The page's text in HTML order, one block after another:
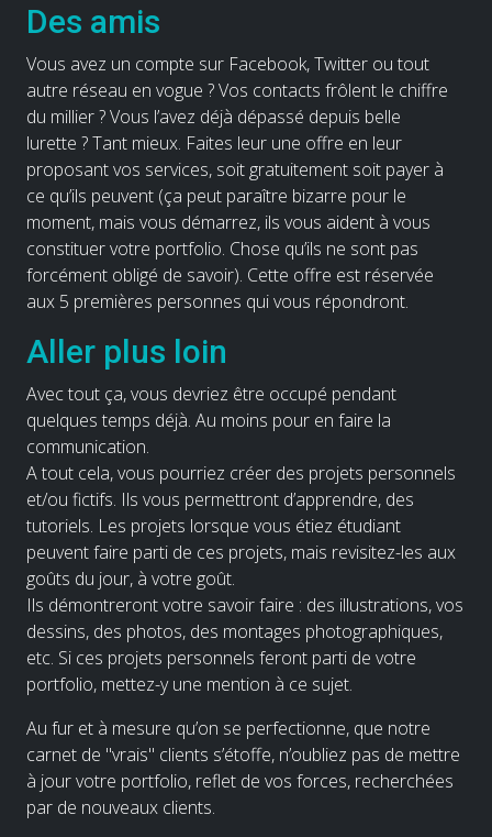
Des amis
Vous avez un compte sur Facebook, Twitter ou tout
autre réseau en vogue ? Vos contacts frôlent le chiffre
du millier ? Vous l’avez déjà dépassé depuis belle
lurette ? Tant mieux. Faites leur une offre en leur
proposant vos services, soit gratuitement soit payer à
ce qu’ils peuvent (ça peut paraître bizarre pour le
moment, mais vous démarrez, ils vous aident à vous
constituer votre portfolio. Chose qu’ils ne sont pas
forcément obligé de savoir). Cette offre est réservée
aux 5 premières personnes qui vous répondront.
Aller plus loin
Avec tout ça, vous devriez être occupé pendant
quelques temps déjà. Au moins pour en faire la
communication.
A tout cela, vous pourriez créer des projets personnels
et/ou fictifs. Ils vous permettront d’apprendre, des
tutoriels. Les projets lorsque vous étiez étudiant
peuvent faire parti de ces projets, mais revisitez-les aux
goûts du jour, à votre goût.
Ils démontreront votre savoir faire : des illustrations, vos
dessins, des photos, des montages photographiques,
etc. Si ces projets personnels feront parti de votre
portfolio, mettez-y une mention à ce sujet.
Au fur et à mesure qu’on se perfectionne, que notre
carnet de "vrais" clients s’étoffe, n’oubliez pas de mettre
à jour votre portfolio, reflet de vos forces, recherchées
par de nouveaux clients.